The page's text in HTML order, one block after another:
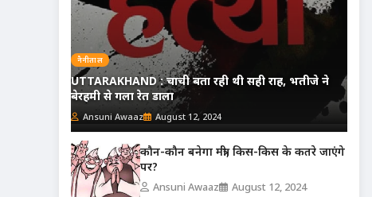
नैनीताल
UTTARAKHAND : चाची बता रही थी सही राह, भतीजे ने
बेरहमी से गला रेत डाला
Ansuni Awaaz August 12, 2024
कौन-कौन बनेगा मंत्री, किस-किस के कतरे जाएंगे
पर?
Ansuni Awaaz August 12, 2024